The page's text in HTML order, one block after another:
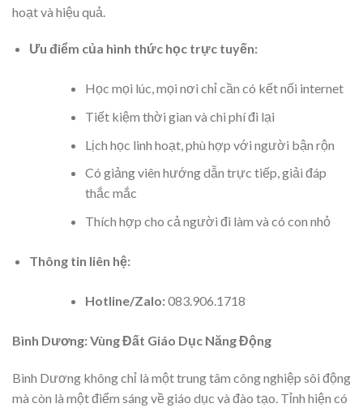
hoạt và hiệu quả.
Ưu điểm của hình thức học trực tuyến:
Học mọi lúc, mọi nơi chỉ cần có kết nối internet
Tiết kiệm thời gian và chi phí đi lại
Lịch học linh hoạt, phù hợp với người bận rộn
Có giảng viên hướng dẫn trực tiếp, giải đáp
thắc mắc
Thích hợp cho cả người đi làm và có con nhỏ
Thông tin liên hệ:
Hotline/Zalo:083.906.1718
Bình Dương: Vùng Đất Giáo Dục Năng Động
Bình Dương không chỉ là một trung tâm công nghiệp sôi động
mà còn là một điểm sáng về giáo dục và đào tạo. Tỉnh hiện có